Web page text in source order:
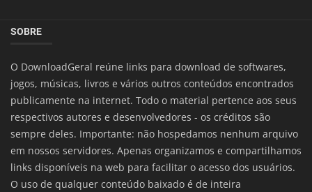
SOBRE
O DownloadGeral reúne links para download de softwares,
jogos, músicas, livros e vários outros conteúdos encontrados
publicamente na internet. Todo o material pertence aos seus
respectivos autores e desenvolvedores - os créditos são
sempre deles. Importante: não hospedamos nenhum arquivo
em nossos servidores. Apenas organizamos e compartilhamos
links disponíveis na web para facilitar o acesso dos usuários.
O uso de qualquer conteúdo baixado é de inteira